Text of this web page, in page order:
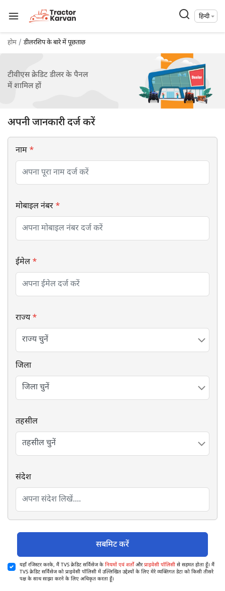
हिन्दी
होम डीलरशिप के बारे में पूछताछ
टीवीएस क्रेडिट डीलर के पैनल
में शामिल हों
अपनी जानकारी दर्ज करें
नाम *
मोबाइल नंबर *
ईमेल *
राज्य*
जिला
तहसील
संदेश
सबमिट करें
यहाँ रजिस्टर करके, मैं TVS क्रेडिट सर्विसेज के नियमों एवं शर्तोंऔरप्राइवेसी पॉलिसी से सहमत होता हूँ। मैं
TVS क्रेडिट सर्विसेज को प्राइवेसी पॉलिसी में उल्लिखित उद्देश्यों के लिए मेरे व्यक्तिगत डेटा को किसी तीसरे
पक्ष के साथ साझा करने के लिए अधिकृत करता हूँ।